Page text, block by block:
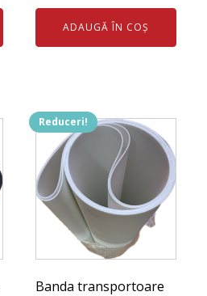
inițial
fost:
curent
este:
29 lei.
ADAUGĂ ÎN COȘ
Reduceri!
Banda transportoare